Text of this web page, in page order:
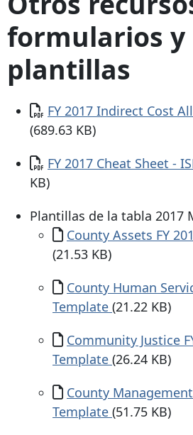
formularios y
plantillas
Documento
FY 2017 Indirect Cost
(689.63 KB)
Documento
FY 2017 Cheat Sheet -
KB)
Plantillas de la tabla 2017
Documento
County Assets FY
(21.53 KB)
Documento
County Human
Template (21.22 KB)
Documento
Community Justice
Template (26.24 KB)
Documento
County Management
Template (51.75 KB)